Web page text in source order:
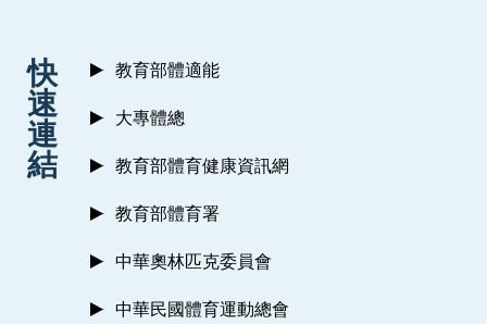
快
速
連
結
教育部體適能
大專體總
教育部體育健康資訊網
教育部體育署
中華奧林匹克委員會
中華民國體育運動總會